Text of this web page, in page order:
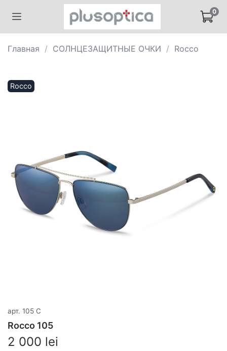
0
Главная СОЛНЦЕЗАЩИТНЫЕ ОЧКИ Rocco
Rocco
арт. 105 C
Rocco 105
2 000 lei